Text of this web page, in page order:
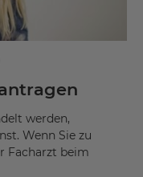
werden,
Wenn Sie zu
Facharzt beim